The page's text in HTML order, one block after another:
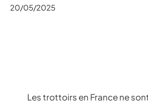
20/05/2025
Les trottoirs en France ne